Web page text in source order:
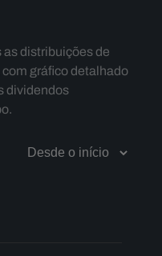
as distribuições de
gráfico detalhado
dividendos